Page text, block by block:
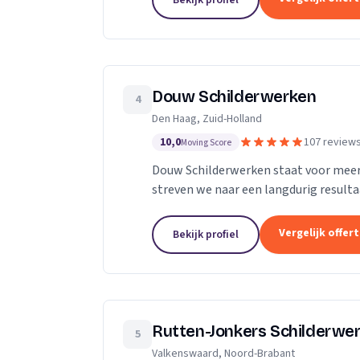
4 Douw Schilderwerken
Den Haag, Zuid-Holland
10,0Moving Score 107
Douw Schilderwerken staat voor
streven we naar een langdurig
Bekijk profiel Vergelijk
5 Rutten-Jonkers
Valkenswaard, Noord-Brabant